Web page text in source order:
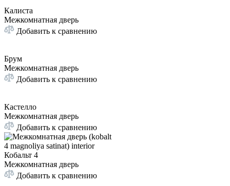
Калиста
Межкомнатная дверь
Добавить к сравнению
Брум
Межкомнатная дверь
Добавить к сравнению
Кастелло
Межкомнатная дверь
Добавить к сравнению
Кобальт 4
Межкомнатная дверь
Добавить к сравнению